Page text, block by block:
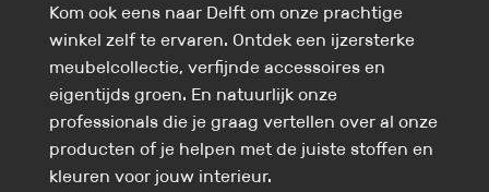
Kom ook eens naar Delft om onze prachtige
winkel zelf te ervaren. Ontdek een ijzersterke
meubelcollectie, verfijnde accessoires en
eigentijds groen. En natuurlijk onze
professionals die je graag vertellen over al onze
producten of je helpen met de juiste stoffen en
kleuren voor jouw interieur.